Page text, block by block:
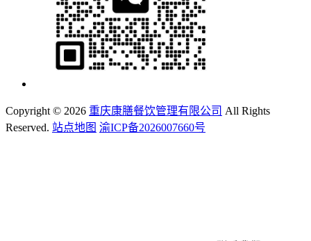
Copyright © 2026 重庆康膳餐饮管理有限公司 All Rights
Reserved. 站点地图 渝ICP备2026007660号